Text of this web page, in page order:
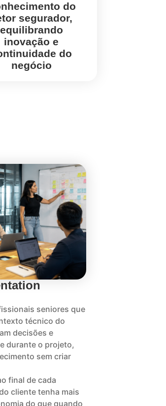
do
segurador,
equilibrando
inovação e
do
negócio
seniores que
técnico do
decisões e
durante o projeto,
sem criar
final de cada
cliente tenha mais
do que quando